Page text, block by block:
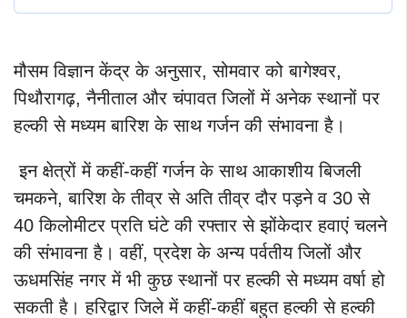
मौसम विज्ञान केंद्र के अनुसार, सोमवार को बागेश्वर,
पिथौरागढ़, नैनीताल और चंपावत जिलों में अनेक स्थानों पर
हल्की से मध्यम बारिश के साथ गर्जन की संभावना है।
इन क्षेत्रों में कहीं-कहीं गर्जन के साथ आकाशीय बिजली
चमकने, बारिश के तीव्र से अति तीव्र दौर पड़ने व 30 से
40 किलोमीटर प्रति घंटे की रफ्तार से झोंकेदार हवाएं चलने
की संभावना है।वहीं, प्रदेश के अन्य पर्वतीय जिलों और
ऊधमसिंह नगर में भी कुछ स्थानों पर हल्की से मध्यम वर्षा हो
सकती है। हरिद्वार जिले में कहीं-कहीं बहुत हल्की से हल्की